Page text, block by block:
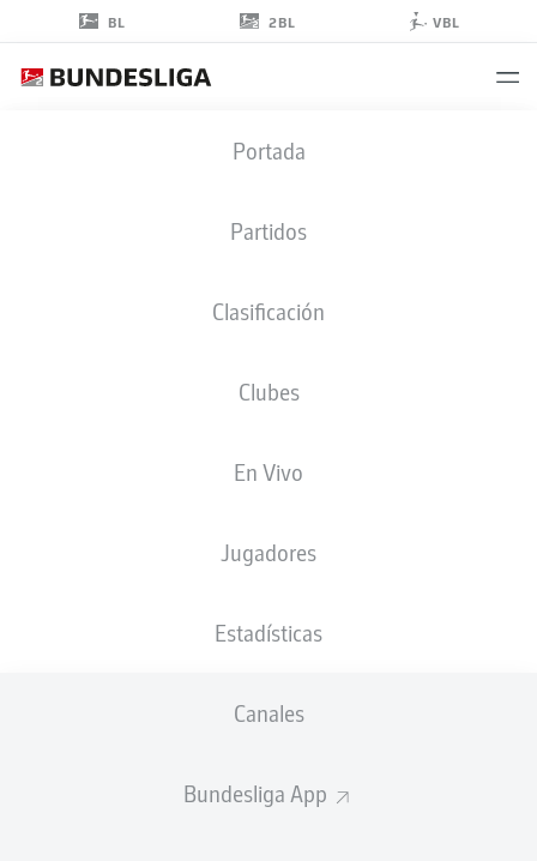
BL 2BL VBL
Portada
Partidos
Clasificación
Clubes
En Vivo
Jugadores
Estadísticas
Canales
Bundesliga App
27.10.2002
TAMAÑO